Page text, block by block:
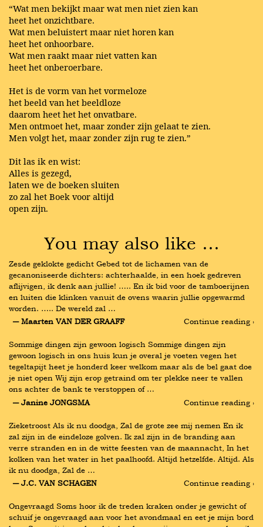
“Wat men bekijkt maar wat men niet zien kan
heet het onzichtbare.
Wat men beluistert maar niet horen kan
heet het onhoorbare.
Wat men raakt maar niet vatten kan
heet het onberoerbare.
Het is de vorm van het vormeloze
het beeld van het beeldloze
daarom heet het het onvatbare.
Men ontmoet het, maar zonder zijn gelaat te zien.
Men volgt het, maar zonder zijn rug te zien.”
Dit las ik en wist:
Alles is gezegd,
laten we de boeken sluiten
zo zal het Boek voor altijd
open zijn.
You may also like …
Zesde geklokte gedicht Gebed tot de lichamen van de
gecanoniseerde dichters: achterhaalde, in een hoek gedreven
aflijvigen, ik denk aan jullie! ….. En ik bid voor de tamboerijnen
en luiten die klinken vanuit de ovens waarin jullie opgewarmd
worden. ….. De wereld zal …
― Maarten VAN DER GRAAFF
Continue reading ›
Sommige dingen zijn gewoon logisch Sommige dingen zijn
gewoon logisch in ons huis kun je overal je voeten vegen het
tegeltapijt heet je honderd keer welkom maar als de bel gaat doe
je niet open Wij zijn erop getraind om ter plekke neer te vallen
ons achter de bank te verstoppen of …
― Janine JONGSMA
Continue reading ›
Zieketroost Als ik nu doodga, Zal de grote zee mij nemen En ik
zal zijn in de eindeloze golven. Ik zal zijn in de branding aan
verre stranden en in de witte feesten van de maannacht, In het
kolken van het water in het paalhoofd. Altijd hetzelfde. Altijd. Als
ik nu doodga, Zal de …
― J.C. VAN SCHAGEN
Continue reading ›
Ongevraagd Soms hoor ik de treden kraken onder je gewicht of
schuif je ongevraagd aan voor het avondmaal en eet je mijn bord